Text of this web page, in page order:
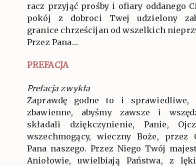
racz przyjąć prośby i ofiary oddanego
pokój z dobroci Twej udzielony
granice chrześcijan od wszelkich
Przez Pana…
PREFACJA
Prefacja zwykła
Zaprawdę godne to i sprawiedliwe,
zbawienne, abyśmy zawsze i
składali dziękczynienie, Panie,
wszechmogący, wieczny Boże, przez
Pana naszego. Przez Niego Twój
Aniołowie, uwielbiają Państwa, z